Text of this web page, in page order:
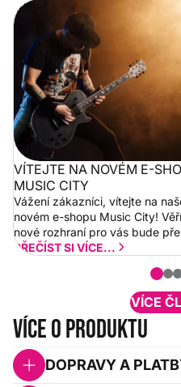
Vítejte na novém e-shopu
City
VÍTEJTE NA NOVÉM E-
MUSIC CITY
Vážení zákazníci, vítejte na
novém e-shopu Music City!
nové rozhraní pro vás bude
a rychlejší. Postupně budeme
PŘEČÍST SI VÍCE...
VÍCE
Více o produktu
DOPRAVY A